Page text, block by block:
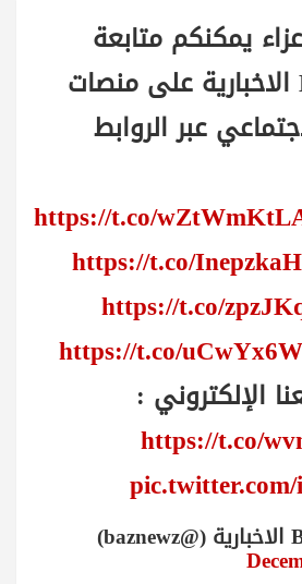
يمكنكم متابعة
وكالة BAZ الاخبارية على منصات
عبر الروابط
https://t.co/
https://t.co/
https://t.co/
https://t.co/
الإلكتروني :
https://t.co/